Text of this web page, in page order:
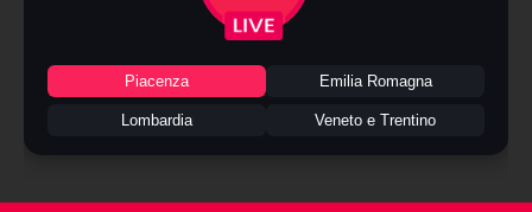
Piacenza Emilia Romagna
Lombardia Veneto e Trentino